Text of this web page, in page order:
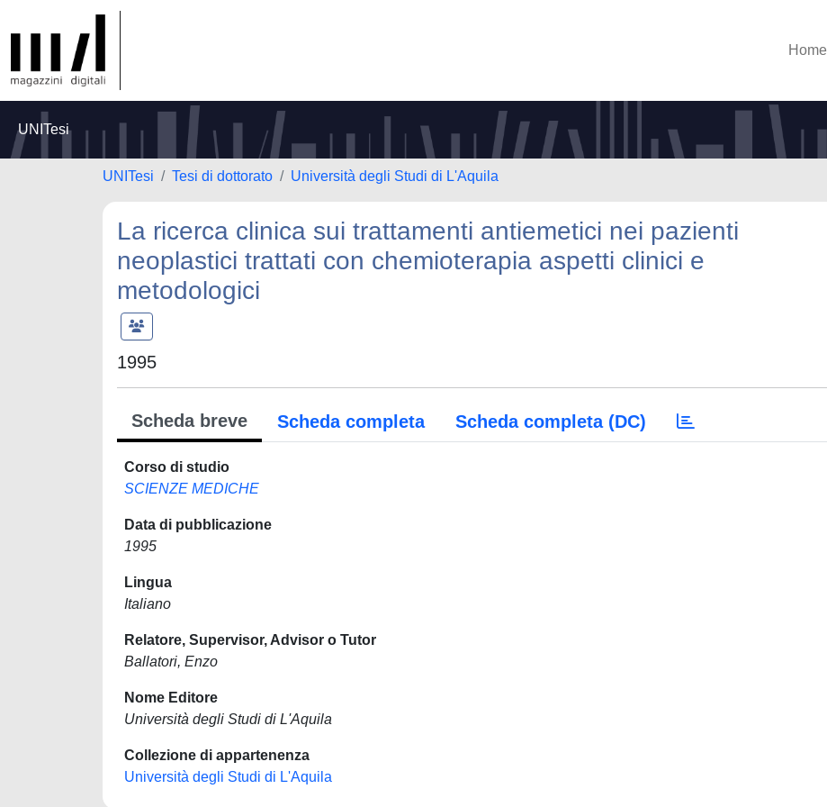
Home
UNITesi
UNITesi Tesi di dottorato Università degli Studi di L'Aquila
La ricerca clinica sui trattamenti antiemetici nei pazienti
neoplastici trattati con chemioterapia aspetti clinici e
metodologici
1995
Scheda breve Scheda completa Scheda completa (DC)
Corso di studio
SCIENZE MEDICHE
Data di pubblicazione
1995
Lingua
Italiano
Relatore, Supervisor, Advisor o Tutor
Ballatori, Enzo
Nome Editore
Università degli Studi di L'Aquila
Collezione di appartenenza
Università degli Studi di L'Aquila